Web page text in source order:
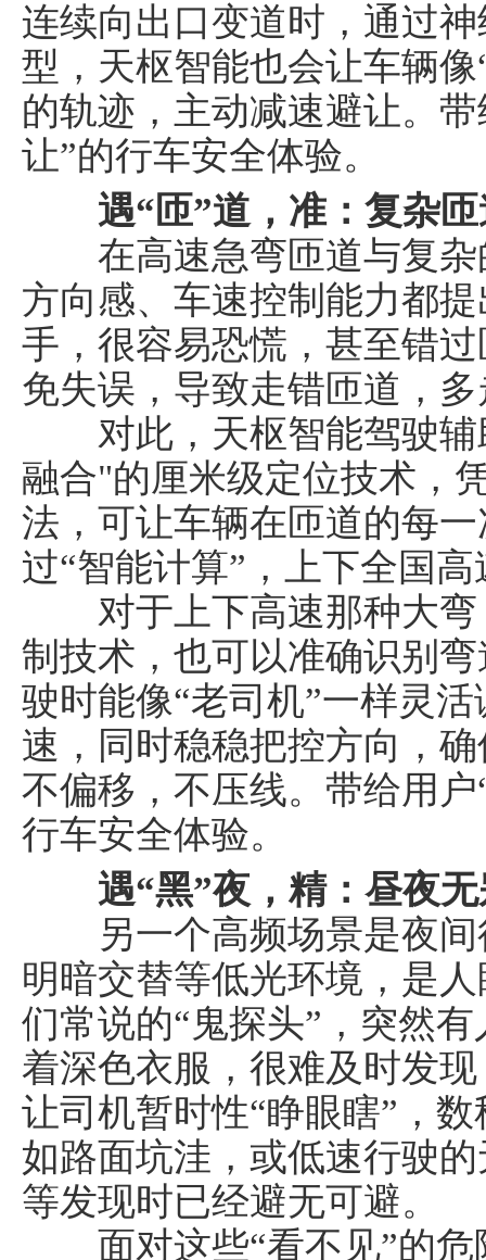
连续向出口变道时，通过
型，天枢智能也会让车辆
的轨迹，主动减速避让。
让”的行车安全体验。
遇“匝”道， 准：复杂
在高速急弯匝道与复杂
方向感、车速控制能力都
手，很容易恐慌，甚至错
免失误，导致走错匝道，多
对此，天枢智能驾驶辅
融合"的厘米级定位技术，
法，可让车辆在匝道的每
过“智能计算”，上下全国
对于上下高速那种大弯
制技术，也可以准确识别
驶时能像“老司机”一样灵
速，同时稳稳把控方向，
不偏移，不压线。带给用
行车安全体验。
遇“黑”夜 ， 精： 昼夜
另一个高频场景是夜间
明暗交替等低光环境，是
们常说的“鬼探头”，突然
着深色衣服，很难及时发
让司机暂时性“睁眼瞎”，
如路面坑洼，或低速行驶
等发现时已经避无可避。
面对这些“看不见”的危